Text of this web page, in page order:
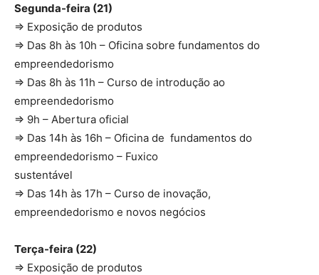
Segunda-feira (21)
⇒ Exposição de produtos
⇒ Das 8h às 10h – Oficina sobre fundamentos do
empreendedorismo
⇒ Das 8h às 11h – Curso de introdução ao
empreendedorismo
⇒ 9h – Abertura oficial
⇒ Das 14h às 16h – Oficina de fundamentos do
empreendedorismo – Fuxico
sustentável
⇒ Das 14h às 17h – Curso de inovação,
empreendedorismo e novos negócios
Terça-feira (22)
⇒ Exposição de produtos